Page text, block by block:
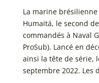
La marine brésilienne
Humaitá, le second
commandés à Naval
ProSub). Lancé en
ainsi la tête de série,
septembre 2022. Les